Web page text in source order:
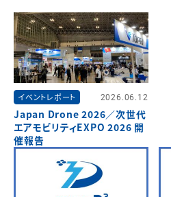
イベントレポート 2026.06.12
Japan Drone 2026／次世代
エアモビリティEXPO 2026 開
催報告